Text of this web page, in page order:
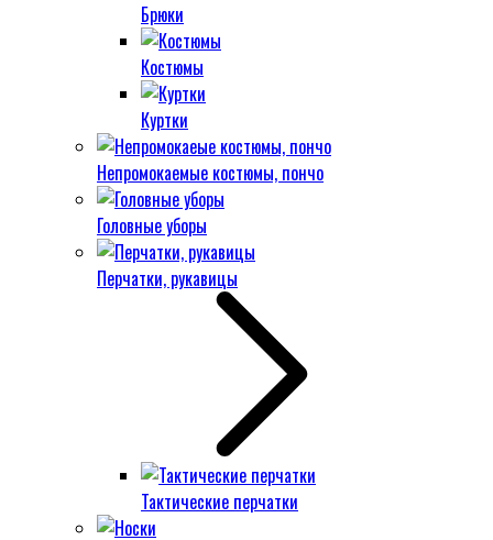
Брюки
Костюмы
Куртки
Непромокаемые костюмы, пончо
Головные уборы
Перчатки, рукавицы
Тактические перчатки